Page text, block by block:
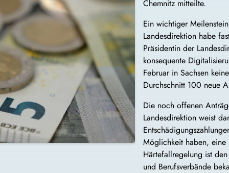
Chemnitz mitteilte.
Ein wichtiger
Landesdirektion habe
Präsidentin der
konsequente
Februar in Sachsen
Durchschnitt 100 neue
Die noch offenen
Landesdirektion weist
Möglichkeit haben, eine
Härtefallregelung ist
und Berufsverbände